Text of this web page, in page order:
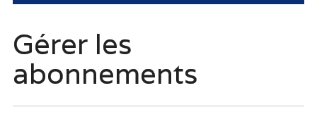
Gérer les
abonnements